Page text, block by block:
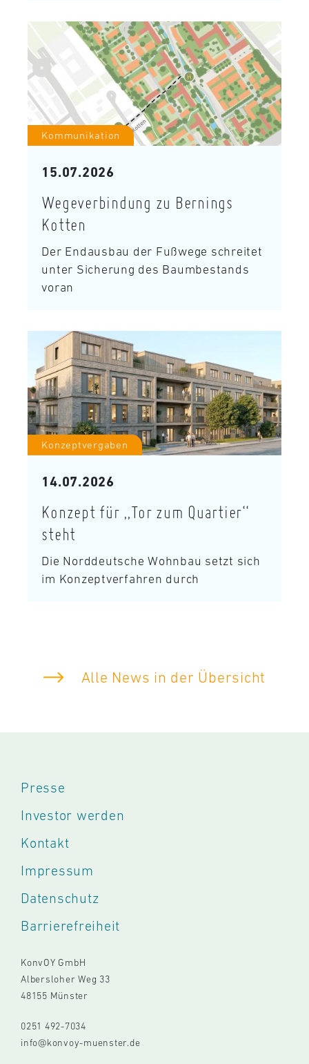
Kommunikation
15.07.2026
Wegeverbindung zu Bernings
Kotten
Der Endausbau der Fußwege schreitet
unter Sicherung des Baumbestands
voran
Konzeptvergaben
14.07.2026
Konzept für „Tor zum Quartier“
steht
Die Norddeutsche Wohnbau setzt sich
im Konzeptverfahren durch
Alle News in der Übersicht
Presse
Investor werden
Kontakt
Impressum
Datenschutz
Barrierefreiheit
KonvOY GmbH
Albersloher Weg 33
48155 Münster
0251 492-7034
info@konvoy-muenster.de